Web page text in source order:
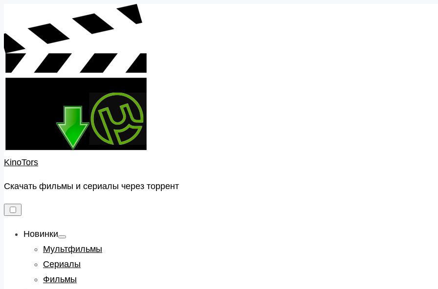
content
KinoTors
Скачать фильмы и сериалы через торрент
Новинки
Show
sub
menu
Мультфильмы
Сериалы
Фильмы